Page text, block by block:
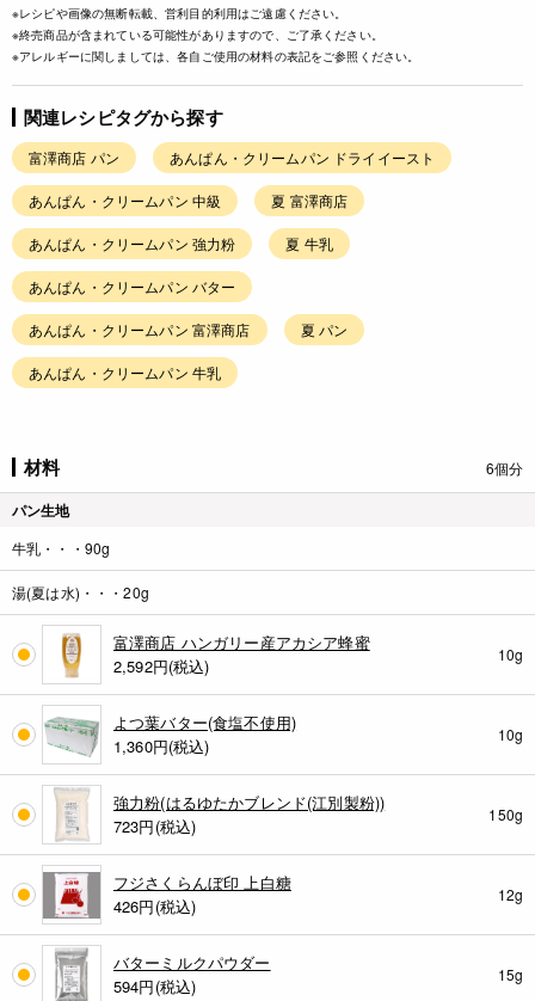
※レシピや画像の無断転載、営利目的利用はご遠慮ください。
※終売商品が含まれている可能性がありますので、ご了承ください。
※アレルギーに関しましては、各自ご使用の材料の表記をご参照ください。
関連レシピタグから探す
富澤商店 パン あんぱん・クリームパン ドライイースト
あんぱん・クリームパン 中級 夏 富澤商店
あんぱん・クリームパン 強力粉 夏 牛乳
あんぱん・クリームパン バター
あんぱん・クリームパン 富澤商店 夏 パン
あんぱん・クリームパン 牛乳
材料 6個分
パン生地
牛乳・・・90g
湯(夏は水)・・・20g
富澤商店 ハンガリー産アカシア蜂蜜
2,592円(税込)
10g
よつ葉バター(食塩不使用)
1,360円(税込)
10g
強力粉(はるゆたかブレンド(江別製粉))
723円(税込)
150g
フジさくらんぼ印 上白糖
426円(税込)
12g
バターミルクパウダー
594円(税込)
15g